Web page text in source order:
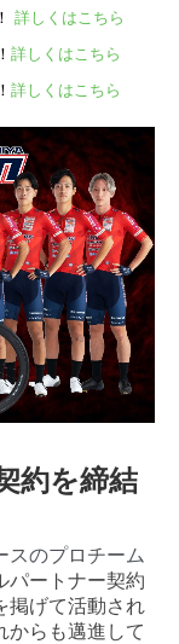
詳しくはこちら
詳しくはこちら
詳しくはこちら
約を締結
スのプロチーム
パートナー契約
掲げて活動され
からも邁進 して